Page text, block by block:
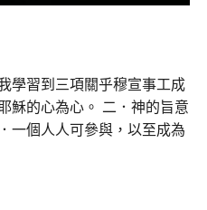
學習到三項關乎穆宣事工成
的心為心。 二．神的旨意
一個人人可參與，以至成為